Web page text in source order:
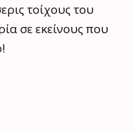
τοίχους του
σε εκείνους που